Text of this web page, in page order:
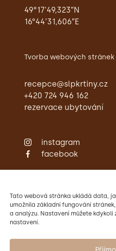
Tato webová stránka ukládá data,
umožnila základní fungování
a analýzu. Nastavení můžete
nastavení.
49°17’49,323″N
16°44’31,606″E
Tvorba webových stránek
recepce@slpkrtiny.cz
+420 724 946 162
rezervace ubytování
instagram
facebook
Svatby
Konference
Aktivity
Kontakty
je Mendelova univerzita